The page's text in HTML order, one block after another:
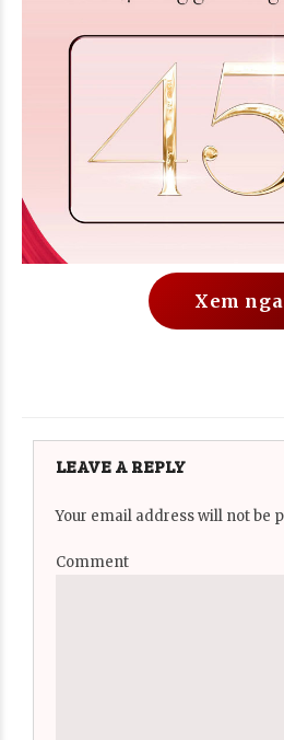
Xem
LEAVE A REPLY
Your email address will not be
Comment